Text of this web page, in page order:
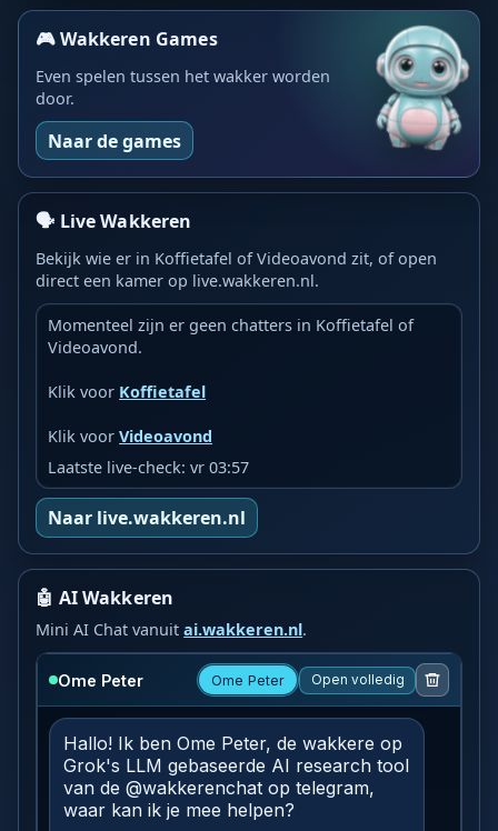
🎮 Wakkeren Games
Even spelen tussen het wakker worden
door.
Naar de games
🗣️ Live Wakkeren
Bekijk wie er in Koffietafel of Videoavond zit, of open
direct een kamer op live.wakkeren.nl.
Momenteel zijn er geen chatters in Koffietafel of
Videoavond.
Klik voor Koffietafel
Klik voorVideoavond
Laatste live-check: vr 03:57
Naar live.wakkeren.nl
🤖 AI Wakkeren
Mini AI Chat vanuitai.wakkeren.nl.